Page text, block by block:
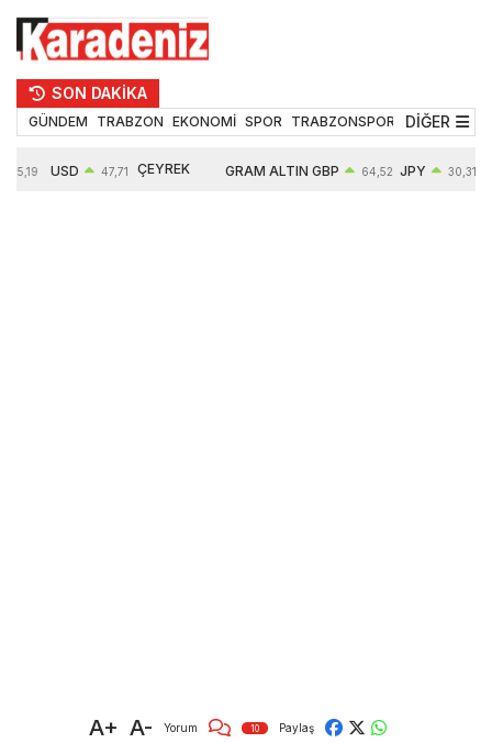
SON DAKİKA
GÜNDEM TRABZON EKONOMİ SPOR TRABZONSPOR TEKNOLOJİ
DİĞER
55,19 USD 47,71 ÇEYREK GRAM ALTIN GBP 64,52 JPY 30,31
A+ A- Yorum 10 Paylaş